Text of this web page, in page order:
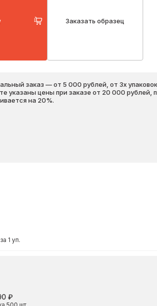
Заказать образец
заказ — от 5 000 рублей, от 3х
указаны цены при заказе от 20 000 рублей,
на 20%.
1 уп.
₽